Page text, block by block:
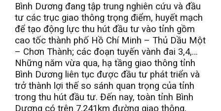
Bình Dương đang tập trung nghiên cứu và đầu
tư các trục giao thông trọng điểm, huyết mạch
để tạo động lực thu hút đầu tư vào tỉnh gồm
cao tốc thành phố Hồ Chí Minh – Thủ Dầu Một
– Chơn Thành; các đoạn tuyến vành đai 3,4,…
Những năm vừa qua, hạ tầng giao thông tỉnh
Bình Dương liên tục được đầu tư phát triển và
trở thành lợi thế so sánh quan trọng của tỉnh
trong thu hút đầu tư. Đến nay, toàn tỉnh Bình
Dương có trên 7.241km đường giao thông,